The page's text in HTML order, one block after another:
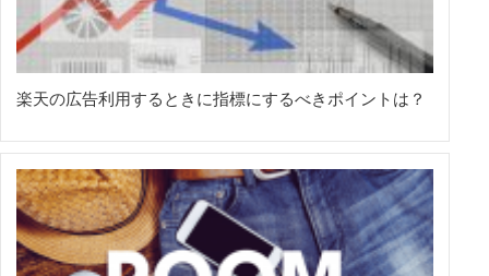
楽天の広告利用するときに指標にするべきポイントは？